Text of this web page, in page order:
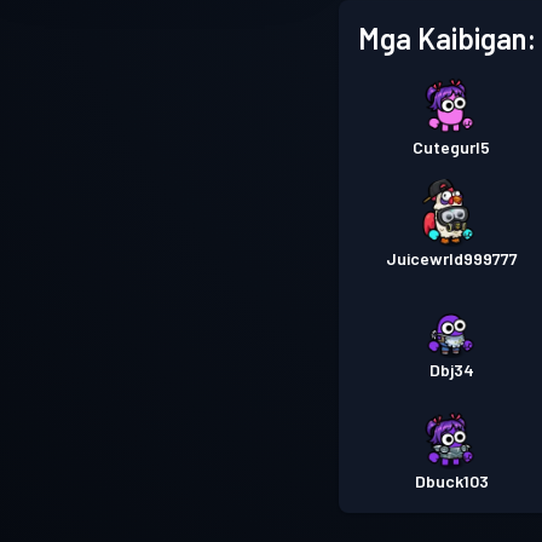
Mga Kaibigan:
Cutegurl5
Juicewrld999777
Dbj34
Dbuck103